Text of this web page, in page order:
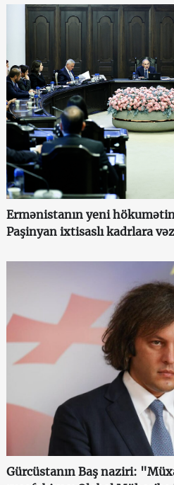
Ermənistanın yeni
Paşinyan ixtisaslı kadrlara
Gürcüstanın Baş naziri: